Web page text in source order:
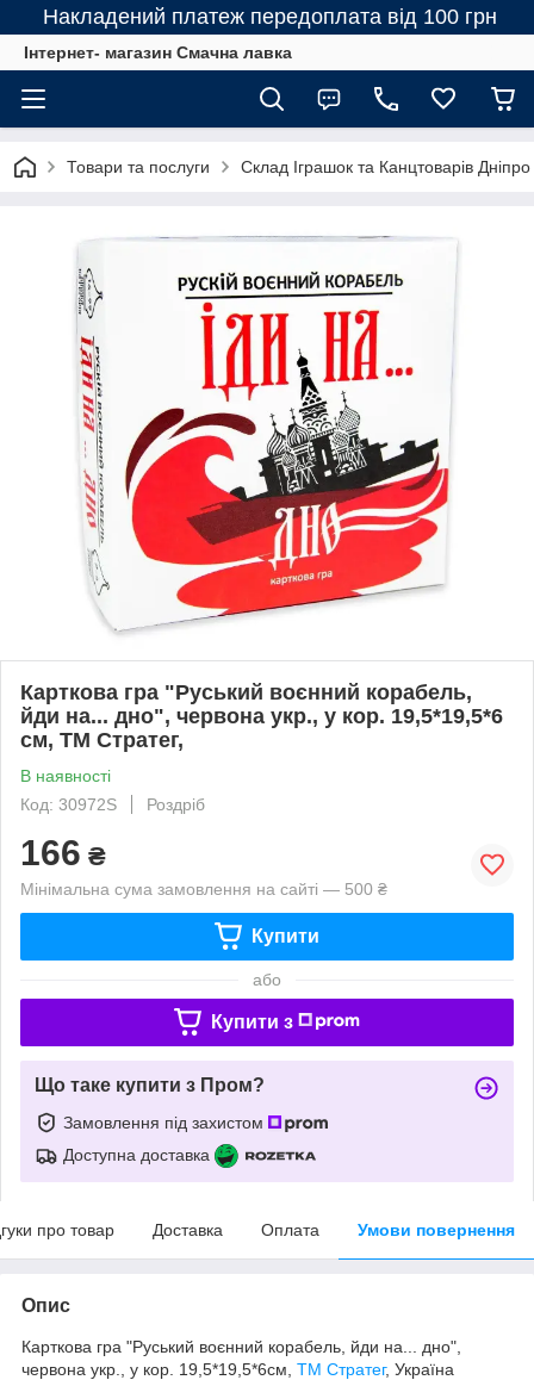
Накладений платеж передоплата від 100 грн
Інтернет- магазин Смачна лавка
Товари та послуги Склад Іграшок та Канцтоварів Дніпро
Карткова гра "Руський воєнний корабель,
йди на... дно", червона укр., у кор. 19,5*19,5*6
см, ТМ Стратег,
В наявності
Код: 30972S
Роздріб
166 ₴
Мінімальна сума замовлення на сайті — 500 ₴
Купити
або
Купити з
Що таке купити з Пром?
Замовлення під захистом
Доступна доставка
про товар Доставка Оплата Умови повернення
Опис
Карткова гра "Руський воєнний корабель, йди на... дно",
червона укр., у кор. 19,5*19,5*6см, ТМ Стратег, Україна